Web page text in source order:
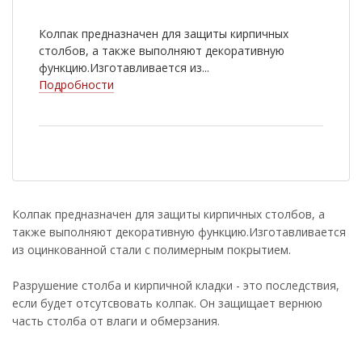
Колпак предназначен для защиты кирпичных
столбов, а также выполняют декоративную
функцию.Изготавливается из...
Подробности
Колпак предназначен для защиты кирпичных столбов, а
также выполняют декоративную функцию.Изготавливается
из оцинкованной стали с полимерным покрытием.
Разрушение столба и кирпичной кладки - это последствия,
если будет отсутсвовать колпак. Он защищает вернюю
часть столба от влаги и обмерзания.